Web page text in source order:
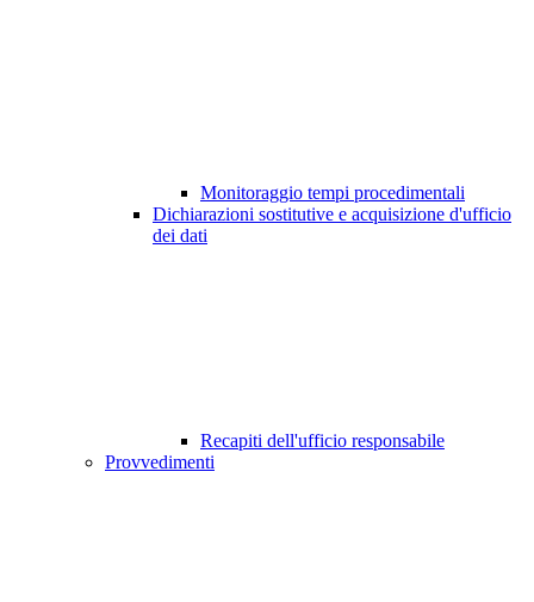
Monitoraggio tempi procedimentali
Dichiarazioni sostitutive e acquisizione d'ufficio
dei dati
Recapiti dell'ufficio responsabile
Provvedimenti